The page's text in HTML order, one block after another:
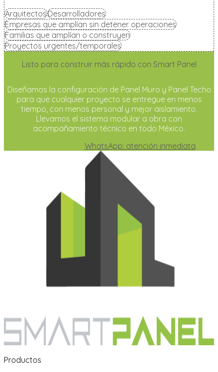
ArquitectosDesarrolladores
Empresas que amplían sin detener operaciones
Familias que amplían o construyen
Proyectos urgentes/temporales
Listo para construir más rápido con Smart Panel
Diseñamos la configuración de Panel Muro y Panel Techo
para que cualquier proyecto se entregue en menos
tiempo, con menos personal y mejor aislamiento.
Llevamos el sistema modular a obra con
acompañamiento técnico en todo México.
WhatsApp: atención inmediata
Productos